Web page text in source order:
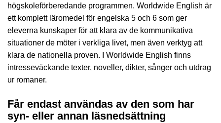
högskoleförberedande programmen. Worldwide English är
ett komplett läromedel för engelska 5 och 6 som ger
eleverna kunskaper för att klara av de kommunikativa
situationer de möter i verkliga livet, men även verktyg att
klara de nationella proven. I Worldwide English finns
intresseväckande texter, noveller, dikter, sånger och utdrag
ur romaner.
Får endast användas av den som har
syn- eller annan läsnedsättning